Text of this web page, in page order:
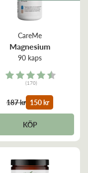
CareMe
Magnesium
90 kaps
Rating:
(170)
187 kr 150 kr
KÖP